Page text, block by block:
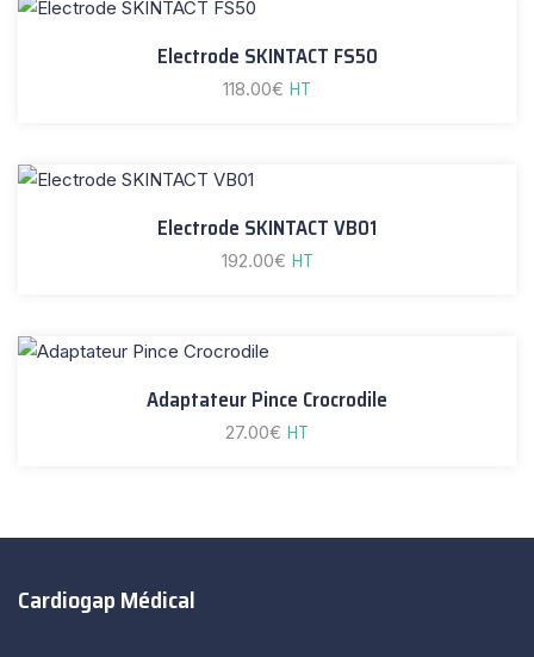
Electrode SKINTACT FS50
118.00€ HT
Electrode SKINTACT VB01
192.00€ HT
Adaptateur Pince Crocrodile
27.00€ HT
Cardiogap Médical